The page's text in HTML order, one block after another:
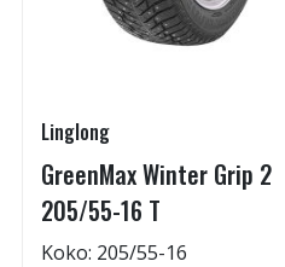
Linglong
GreenMax Winter Grip 2
205/55-16 T
Koko: 205/55-16